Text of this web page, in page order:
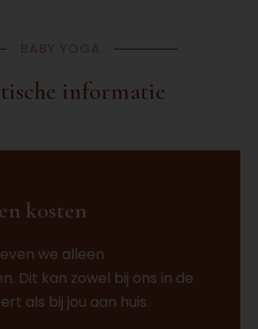
BABY YOGA
informatie
kosten
we alleen
Dit kan zowel bij ons in de
als bij jou aan huis.